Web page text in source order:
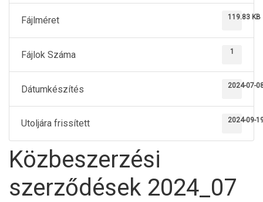
Fájlméret 119.83 KB
Fájlok Száma 1
Dátumkészítés 2024-07-
Utoljára frissített 2024-09-
Közbeszerzési
szerződések 2024_07